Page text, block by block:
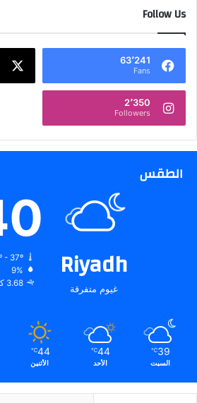
•
"رأس
القمة"
استطاعت
مكانتها
كإحدى
شركات
التموين
وسلاسل
الإمداد
Follow Us
63٬241
Fans
2٬350
Followers
الطقس
Riyadh
غيوم متفرقة
40º - 37º
9%
3.68 كيلومتر/ساعة
39
℃
السبت
44
℃
الأحد
44
℃
الأثنين